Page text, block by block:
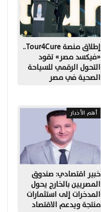
إطلاق منصة Tour4Cure..
«فيكسد مصر» تقود
التحول الرقمي للسياحة
الصحية في مصر
أهم الأخبار
خبير اقتصادي: صندوق
المصريين بالخارج يحول
المدخرات إلى استثمارات
منتجة ويدعم الاقتصاد